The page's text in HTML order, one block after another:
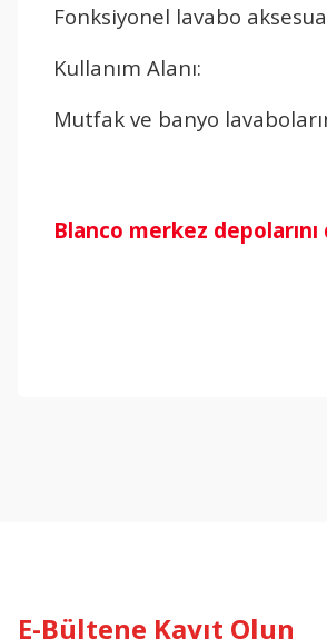
Fonksiyonel lavabo
Kullanım Alanı:
Mutfak ve banyo
Blanco merkez
E-Bültene Kayıt Olun